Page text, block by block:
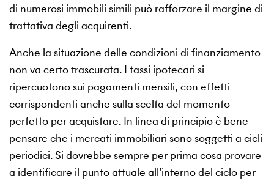
di numerosi immobili simili può rafforzare il margine di
trattativa degli acquirenti.
Anche la situazione delle condizioni di finanziamento
non va certo trascurata. I tassi ipotecari si
ripercuotono sui pagamenti mensili, con effetti
corrispondenti anche sulla scelta del momento
perfetto per acquistare. In linea di principio è bene
pensare che i mercati immobiliari sono soggetti a cicli
periodici. Si dovrebbe sempre per prima cosa provare
a identificare il punto attuale all’interno del ciclo per